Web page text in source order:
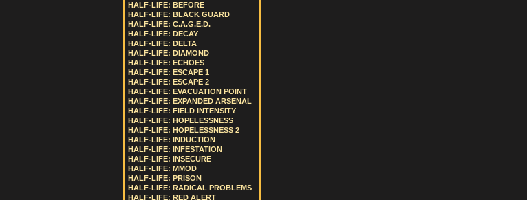
HALF-LIFE: BEFORE
HALF-LIFE: BLACK GUARD
HALF-LIFE: C.A.G.E.D.
HALF-LIFE: DECAY
HALF-LIFE: DELTA
HALF-LIFE: DIAMOND
HALF-LIFE: ECHOES
HALF-LIFE: ESCAPE 1
HALF-LIFE: ESCAPE 2
HALF-LIFE: EVACUATION POINT
HALF-LIFE: EXPANDED ARSENAL
HALF-LIFE: FIELD INTENSITY
HALF-LIFE: HOPELESSNESS
HALF-LIFE: HOPELESSNESS 2
HALF-LIFE: INDUCTION
HALF-LIFE: INFESTATION
HALF-LIFE: INSECURE
HALF-LIFE: MMOD
HALF-LIFE: PRISON
HALF-LIFE: RADICAL PROBLEMS
HALF-LIFE: RED ALERT